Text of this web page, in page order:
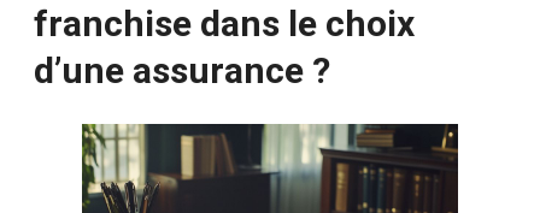
franchise dans le choix
d’une assurance ?